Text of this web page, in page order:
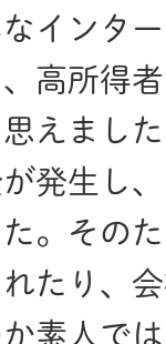
なインタ
、高所得
思えまし
発生し
た。その
れたり、
素人で